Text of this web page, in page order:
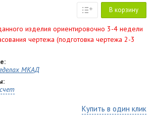
В корзину
изделия ориентировочно 3-4 недели
чертежа (подготовка чертежа 2-3
МКАД
Купить в один клик